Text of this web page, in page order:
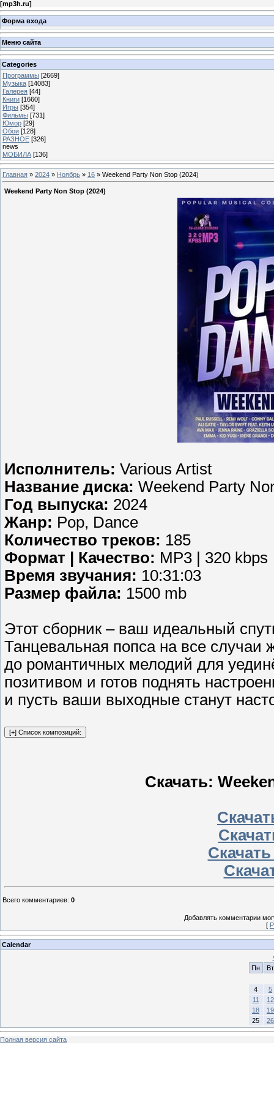
[mp3h.ru]
Форма входа
Меню сайта
Categories
Программы [2669]
Музыка [14083]
Галерея [44]
Книги [1660]
Игры [354]
Фильмы [731]
Юмор [29]
Обои [128]
РАЗНОЕ [326]
news
МОБИЛА [136]
Главная » 2024 » Ноябрь » 16 » Weekend Party Non Stop (2024)
Weekend Party Non Stop (2024)
Исполнитель: Various Artist
Название диска: Weekend Party
Год выпуска: 2024
Жанр: Pop, Dance
Количество треков: 185
Формат | Качество: MP3 | 320 kbps
Время звучания: 10:31:03
Размер файла: 1500 mb
Этот сборник – ваш идеальный
Танцевальная попса на все случаи
до романтичных мелодий для
позитивом и готов поднять
и пусть ваши выходные станут
Скачать:
Всего комментариев: 0
Добавлять комментарии
[
Calendar
Пн
Вт
4
5
11
12
18
19
25
26
Полная версия сайта